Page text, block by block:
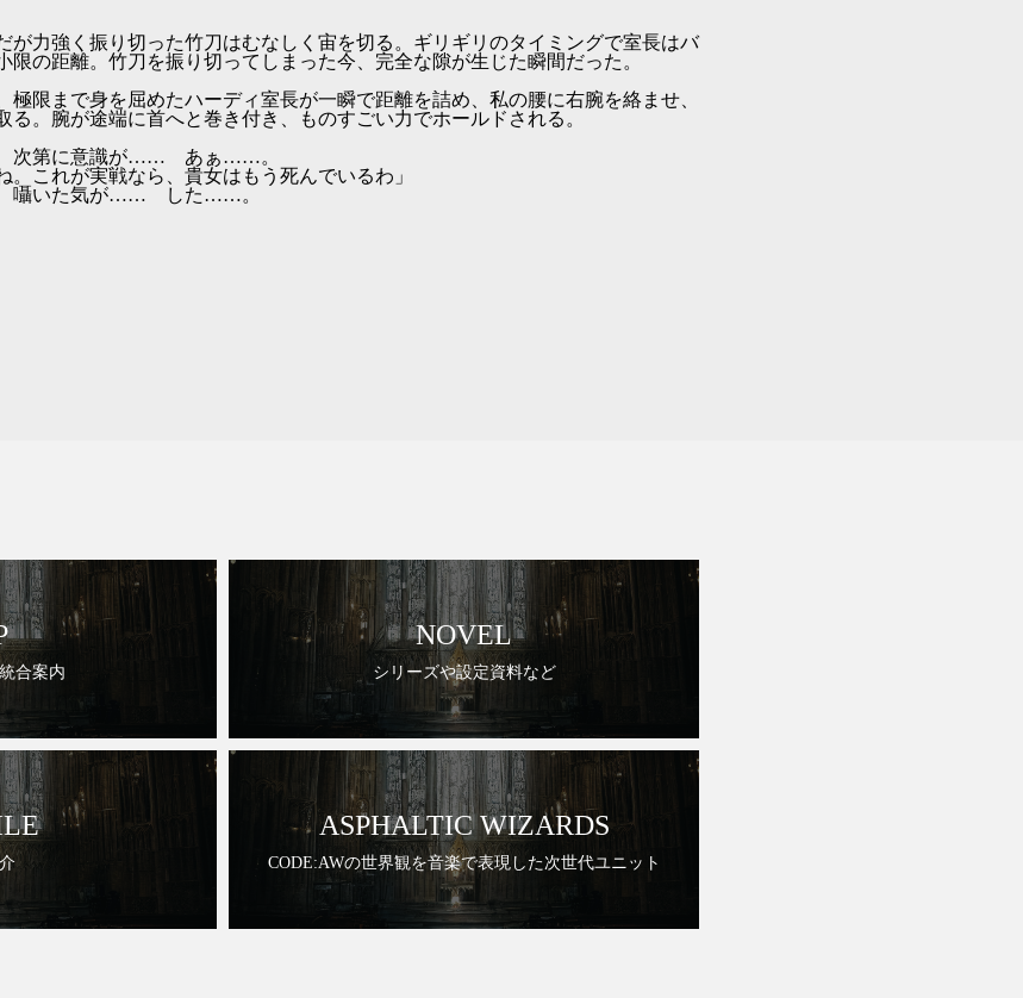
が力強く振り切った竹刀はむなしく宙を切る。ギリギリのタイミングで室長はバ
限の距離。竹刀を振り切ってしまった今、完全な隙が生じた瞬間だった。
極限まで身を屈めたハーディ室長が一瞬で距離を詰め、私の腰に右腕を絡ませ、
る。腕が途端に首へと巻き付き、ものすごい力でホールドされる。
次第に意識が…… あぁ……。
これが実戦なら、貴女はもう死んでいるわ」
いた気が…… した……。
合案内
NOVEL
シリーズや設定資料など
ASPHALTIC WIZARDS
CODE:AWの世界観を音楽で表現した次世代ユニット